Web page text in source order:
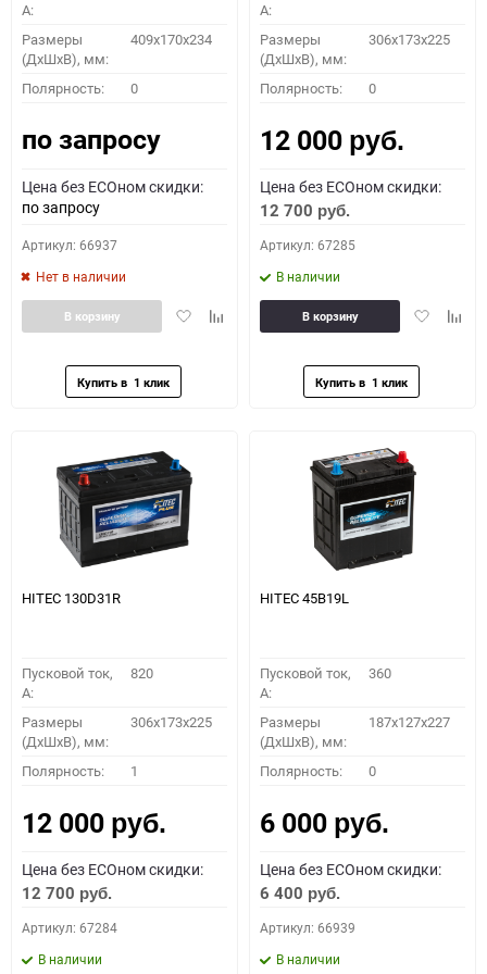
A:
Размеры
(ДхШхВ), мм:
409x170x234
Полярность: 0
по запросу
Цена без ECOном скидки:
по запросу
Артикул: 66937
Нет в наличии
ДобавитьДобавить
В корзину
A:
Размеры
(ДхШхВ), мм:
306x173x225
Полярность: 0
12 000 руб.
Цена без ECOном скидки:
12 700 руб.
Артикул: 67285
В наличии
Добавить
В корзину
HITEC 130D31R
Пусковой ток,
A:
820
Размеры
(ДхШхВ), мм:
306x173x225
Полярность: 1
12 000 руб.
Цена без ECOном скидки:
12 700 руб.
Артикул: 67284
В наличии
HITEC 45B19L
Пусковой ток,
A:
360
Размеры
(ДхШхВ), мм:
187x127x227
Полярность: 0
6 000 руб.
Цена без ECOном скидки:
6 400 руб.
Артикул: 66939
В наличии